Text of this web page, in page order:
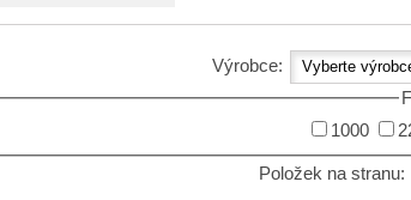
Výrobce:
1000
Položek na stranu: